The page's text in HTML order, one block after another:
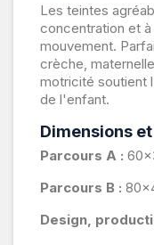
Les teintes
concentration et
mouvement.
crèche,
motricité soutient
de l'enfant.
Dimensions
Parcours A :
Parcours B :
Design,